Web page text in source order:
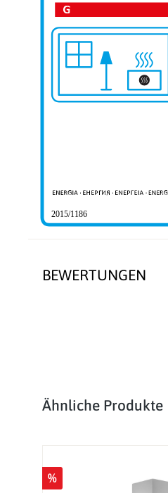
BEWERTUNGEN
2015/1186
Produktgalerie überspringen
Ähnliche Produkte
%